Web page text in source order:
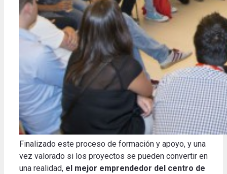
Finalizado este proceso de formación y apoyo, y una
vez valorado si los proyectos se pueden convertir en
una realidad, el mejor emprendedor del centro de